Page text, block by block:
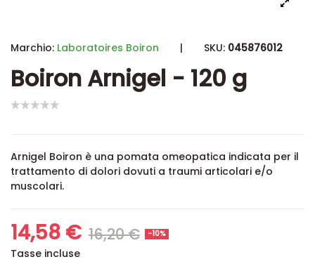
Marchio: Laboratoires Boiron | SKU: 045876012
Boiron Arnigel - 120 g
Arnigel Boiron è una pomata omeopatica indicata per il
trattamento di dolori dovuti a traumi articolari e/o
muscolari.
14,58 € 16,20 € -10%
Tasse incluse